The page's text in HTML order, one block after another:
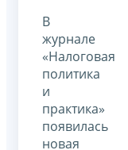
В
журнале
«Налоговая
политика
и
практика»
появилась
новая